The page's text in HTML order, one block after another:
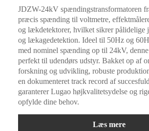
JDZW-24kV spændingstransformatoren
præcis spænding til voltmetre,
og lækdetektorer, hvilket sikrer pålidelige
og lækagedetektion. Ideel til 50Hz og
med nominel spænding op til 24kV,
perfekt til udendørs udstyr. Bakket op af
forskning og udvikling, robuste
en dokumenteret track record af
garanterer Lugao højkvalitetsydelse og
opfylde dine behov.
Læs mere